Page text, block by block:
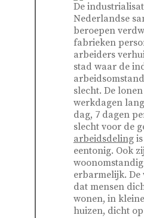
De
Nederlandse
beroepen
fabrieken
arbeiders
stad waar de
slecht. De
werkdagen
dag, 7 dagen
slecht voor de
arbeidsdelingis
eentonig. Ook
erbarmelijk.
dat mensen
wonen, in
huizen, dicht